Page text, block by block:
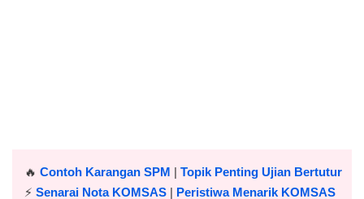
🔥 Contoh Karangan SPM | Topik Penting Ujian Bertutur
⚡️ Senarai Nota KOMSAS | Peristiwa Menarik KOMSAS